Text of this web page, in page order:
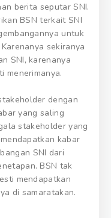
berita seputar SNI.
BSN terkait SNI
untuk
sekiranya
SNI, karenanya
menerimanya.
dengan
yang saling
stakeholder yang
kabar
SNI dari
BSN tak
mendapatkan
di samaratakan.